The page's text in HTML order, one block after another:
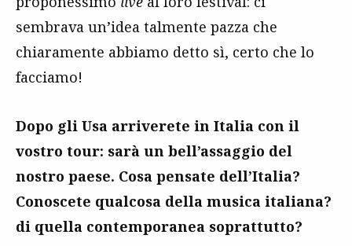
sembrava un’idea talmente pazza che
chiaramente abbiamo detto sì, certo che lo
facciamo!
Dopo gli Usa arriverete in Italia con il
vostro tour: sarà un bell’assaggio del
nostro paese. Cosa pensate dell’Italia?
Conoscete qualcosa della musica italiana?
di quella contemporanea soprattutto?